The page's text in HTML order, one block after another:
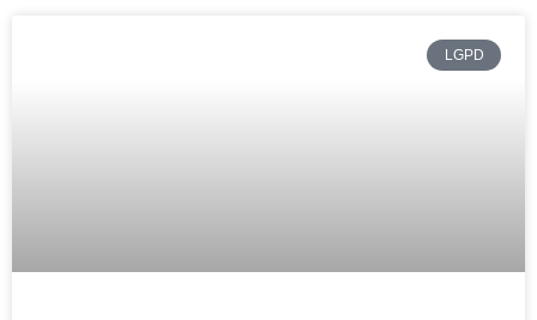
LGPD